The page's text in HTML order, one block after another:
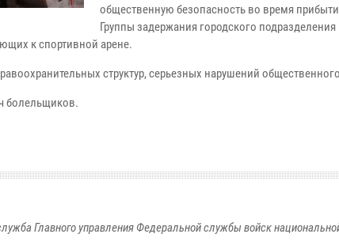
общественную безопасность во время
Группы задержания городского
к спортивной арене.
структур, серьезных нарушений
болельщиков.
Главного управления Федеральной службы войск